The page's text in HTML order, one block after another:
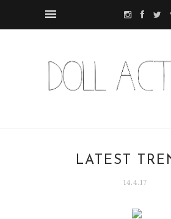
LATEST
14.4.17